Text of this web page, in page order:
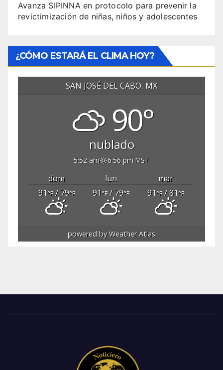
Avanza SIPINNA en protocolo para prevenir la
revictimización de niñas, niños y adolescentes
¿CÓMO ESTARÁ EL CLIMA HOY?
SAN JOSÉ DEL CABO, MX
90°
nublado
5:52 am 6:56 pm MST
dom lun
mar
91°F/ 79°F 91°F/ 79°F 91°F/ 81°F
powered byWeather Atlas